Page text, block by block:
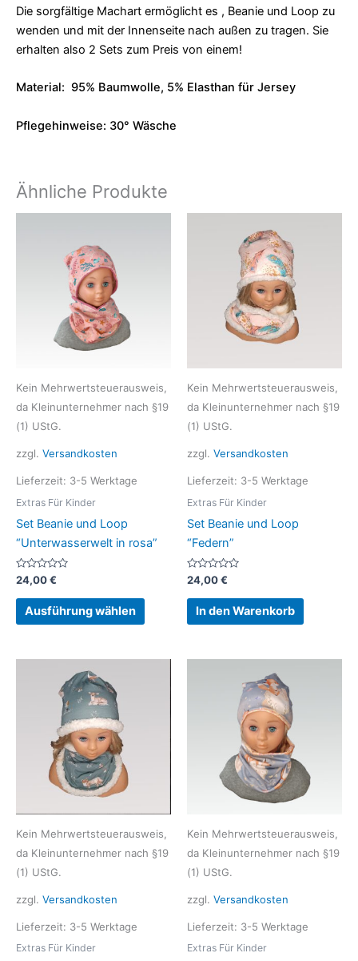
Die sorgfältige Machart ermöglicht es , Beanie und Loop zu
wenden und mit der Innenseite nach außen zu tragen. Sie
erhalten also 2 Sets zum Preis von einem!
Material: 95% Baumwolle, 5% Elasthan für Jersey
Pflegehinweise: 30° Wäsche
Ähnliche Produkte
Kein Mehrwertsteuerausweis,
da Kleinunternehmer nach §19
(1) UStG.
zzgl. Versandkosten
Lieferzeit: 3-5 Werktage
Extras Für Kinder
Set Beanie und Loop
“Unterwasserwelt in rosa”
Bewertet
mit
0
von
24,00€
Ausführung wählen
auf
der
Produktseite
Kein Mehrwertsteuerausweis,
da Kleinunternehmer nach §19
(1) UStG.
zzgl. Versandkosten
Lieferzeit: 3-5 Werktage
Extras Für Kinder
Set Beanie und Loop
“Federn”
Bewertet
mit
0
von
24,00€
In den Warenkorb
Kein Mehrwertsteuerausweis,
da Kleinunternehmer nach §19
(1) UStG.
zzgl. Versandkosten
Lieferzeit: 3-5 Werktage
Extras Für Kinder
Kein Mehrwertsteuerausweis,
da Kleinunternehmer nach §19
(1) UStG.
zzgl. Versandkosten
Lieferzeit: 3-5 Werktage
Extras Für Kinder